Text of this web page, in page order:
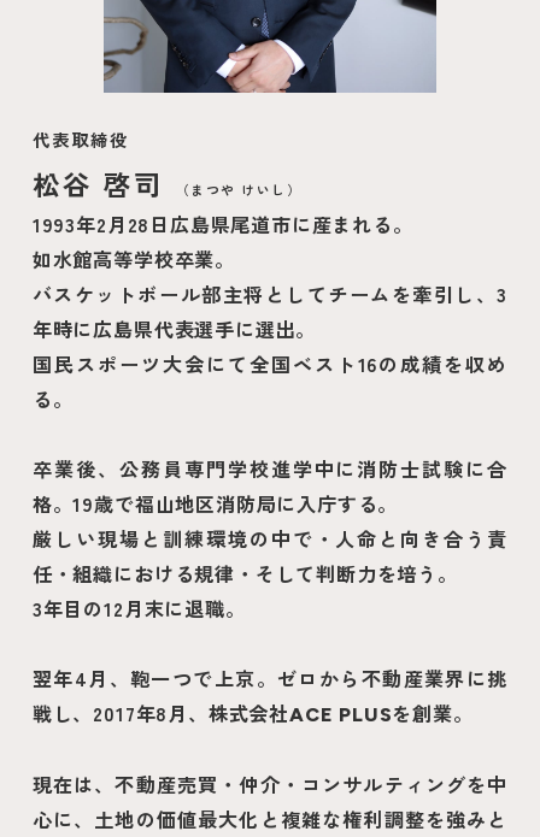
代表取締役
松谷 啓司 （まつや けいし）
1993年2月28日広島県尾道市に産まれる。
如水館高等学校卒業。
バスケットボール部主将としてチームを牽引し、3
年時に広島県代表選手に選出。
国民スポーツ大会にて全国ベスト16の成績を収め
る。
卒業後、公務員専門学校進学中に消防士試験に合
格。19歳で福山地区消防局に入庁する。
厳しい現場と訓練環境の中で・人命と向き合う責
任・組織における規律・そして判断力を培う。
3年目の12月末に退職。
翌年4月、鞄一つで上京。ゼロから不動産業界に挑
戦し、2017年8月、株式会社ACE PLUSを創業。
現在は、不動産売買・仲介・コンサルティングを中
心に、土地の価値最大化と複雑な権利調整を強みと